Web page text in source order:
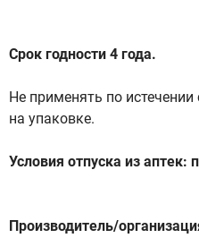
Срок годности 4 года.
Не применять по истечении
на упаковке.
Условия отпуска из аптек:
Производитель/